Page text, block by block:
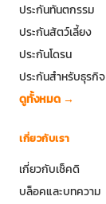
ประกันทันตกรรม
ประกันสัตว์เลี้ยง
ประกันโดรน
ประกันสำหรับธุรกิจ
ดูทั้งหมด →
เกี่ยวกับเรา
เกี่ยวกับเช็คดิ
บล็อคและบทความ